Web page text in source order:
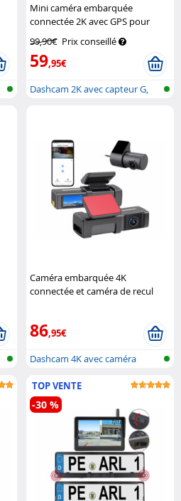
Mini caméra embarquée
connectée 2K avec GPS pour
99,90€ Prix conseillé
59,95€
Dashcam 2K avec capteur G,
Caméra embarquée 4K
connectée et caméra de recul
86,95€
Dashcam 4K avec caméra
TOP VENTE
-30 %